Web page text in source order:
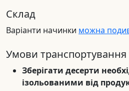
Склад
Варіанти начинки можна
Умови транспортування
Зберігати десерти
ізольованими від